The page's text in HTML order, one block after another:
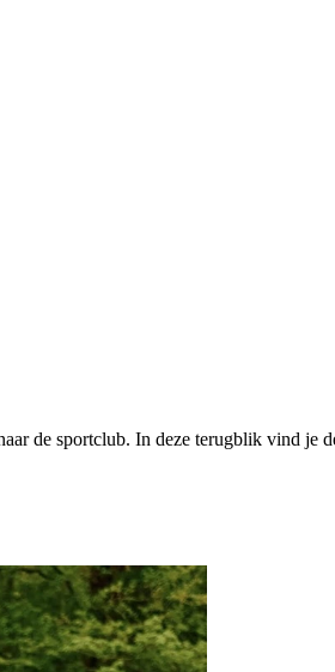
de sportclub. In deze terugblik vind je